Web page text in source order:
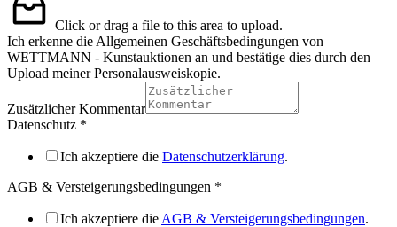
Click or drag a file to this area to upload.
Ich erkenne die Allgemeinen Geschäftsbedingungen von
WETTMANN - Kunstauktionen an und bestätige dies durch den
Upload meiner Personalausweiskopie.
Zusätzlicher Kommentar
Datenschutz *
Ich akzeptiere die Datenschutzerklärung.
AGB & Versteigerungsbedingungen *
Ich akzeptiere die AGB & Versteigerungsbedingungen.